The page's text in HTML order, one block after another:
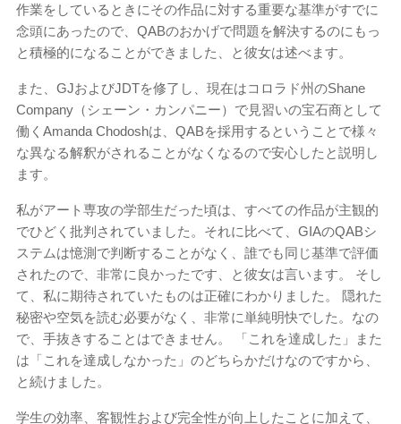
作業をしているときにその作品に対する重要な基準がすでに
念頭にあったので、QABのおかげで問題を解決するのにもっ
と積極的になることができました、と彼女は述べます。
また、GJおよびJDTを修了し、現在はコロラド州のShane
Company（シェーン・カンパニー）で見習いの宝石商として
働くAmanda Chodoshは、QABを採用するということで様々
な異なる解釈がされることがなくなるので安心したと説明し
ます。
私がアート専攻の学部生だった頃は、すべての作品が主観的
でひどく批判されていました。それに比べて、GIAのQABシ
ステムは憶測で判断することがなく、誰でも同じ基準で評価
されたので、非常に良かったです、と彼女は言います。 そし
て、私に期待されていたものは正確にわかりました。 隠れた
秘密や空気を読む必要がなく、非常に単純明快でした。なの
で、手抜きすることはできません。 「これを達成した」また
は「これを達成しなかった」のどちらかだけなのですから、
と続けました。
学生の効率、客観性および完全性が向上したことに加えて、